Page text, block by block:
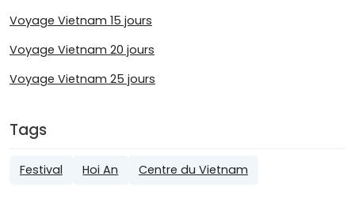
Voyage Vietnam 15 jours
Voyage Vietnam 20 jours
Voyage Vietnam 25 jours
Tags
Festival Hoi An Centre du Vietnam